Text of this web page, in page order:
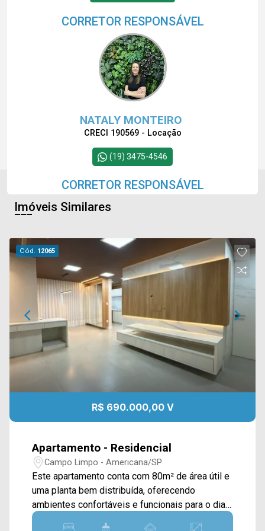
CORRETOR RESPONSÁVEL
NATALY MONTEIRO
CRECI 190569 - Locação
(19) 3475-4546
CORRETOR RESPONSÁVEL
RAFAEL FERREIRA
CRECI 264039 - Locação
(19) 3475-4546
Imóveis Similares
Cód. 12065
R$ 690.000,00 V
Apartamento - Residencial
Campo Limpo - Americana/SP
Este apartamento conta com 80m² de área útil e
uma planta bem distribuída, oferecendo
ambientes confortáveis e funcionais para o dia a
dia. A sala de estar e jantar proporciona um